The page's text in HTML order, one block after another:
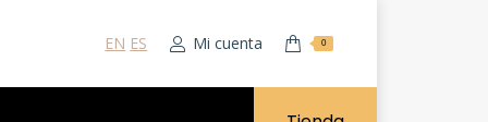
EN ES Mi cuenta 0